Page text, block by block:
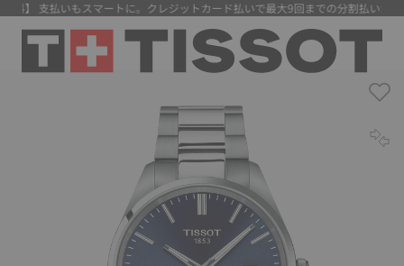
】 支払いもスマートに。クレジットカード払いで最大9回までの分割払いが可能